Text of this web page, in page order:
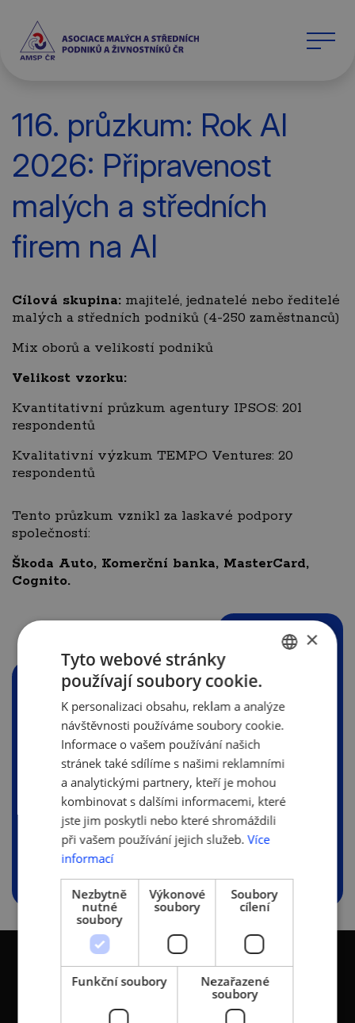
116. průzkum: Rok AI
2026: Připravenost
malých a středních
firem na AI
Cílová skupina: majitelé, jednatelé nebo ředitelé
malých a středních podniků (4-250 zaměstnanců)
Mix oborů a velikostí podniků
Velikost vzorku:
Kvantitativní průzkum agentury IPSOS: 201
respondentů
Kvalitativní výzkum TEMPO Ventures: 20
respondentů
Tento průzkum vznikl za laskavé podpory
společností:
Škoda Auto, Komerční banka, MasterCard,
Cognito.
Výsledky Tempo – report ke
kvalitativnímu výzkumu pro
Rok AI 2026.pdf
(625.14 KB)
Výsledky průzkumu IPSOS -
AI 2026.pdf
(2.18 MB)
ENGLISH
×
Tyto webové stránky
používají soubory cookie.
K personalizaci obsahu, reklam a analýze
návštěvnosti používáme soubory cookie.
Informace o vašem používání našich
stránek také sdílíme s našimi reklamními
a analytickými partnery, kteří je mohou
kombinovat s dalšími informacemi, které
jste jim poskytli nebo které shromáždili
při vašem používání jejich služeb. Více
informací
Nezbytně
nutné
soubory
Výkonové
soubory
Soubory
cílení
Funkční soubory
Nezařazené
soubory